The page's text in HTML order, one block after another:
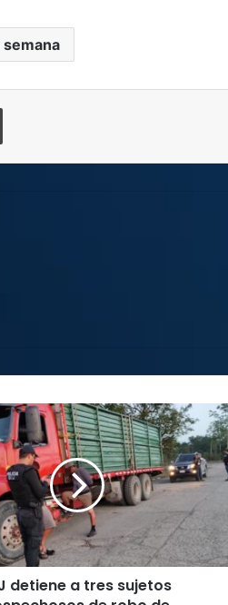
Imprimir
detiene a tres sujetos